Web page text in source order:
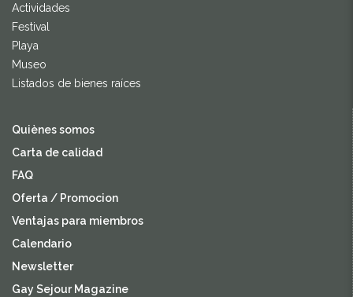
Actividades
Festival
Playa
Museo
Listados de bienes raíces
Quiènes somos
Carta de calidad
FAQ
Oferta / Promocion
Ventajas para miembros
Calendario
Newsletter
Gay Sejour Magazine